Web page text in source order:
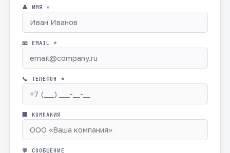
👤 ИМЯ *
📧 EMAIL *
📞 ТЕЛЕФОН *
🏢 КОМПАНИЯ
💬 СООБЩЕНИЕ